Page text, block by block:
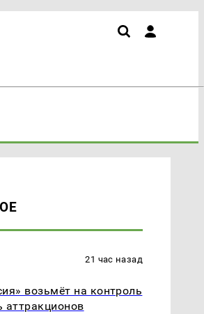
21 час назад
возьмёт на контроль
аттракционов